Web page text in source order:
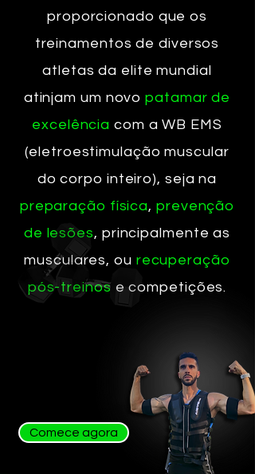
proporcionado que os
treinamentos de diversos
atletas da elite mundial
atinjam um novo patamar de
excelência com a WB EMS
(eletroestimulação muscular
do corpo inteiro), seja na
preparação física, prevenção
de lesões, principalmente as
musculares, ou recuperação
pós-treinos e competições.
Comece agora